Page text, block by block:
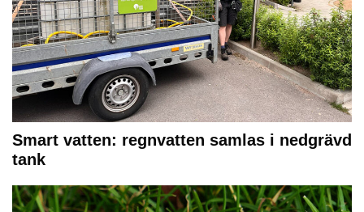
Smart vatten: regnvatten samlas i nedgrävd
tank